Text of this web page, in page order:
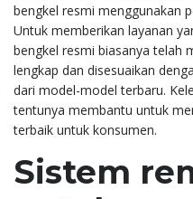
bengkel resmi menggunakan
Untuk memberikan layanan
bengkel resmi biasanya telah
lengkap dan disesuaikan
dari model-model terbaru.
tentunya membantu untuk
terbaik untuk konsumen.
Sistem